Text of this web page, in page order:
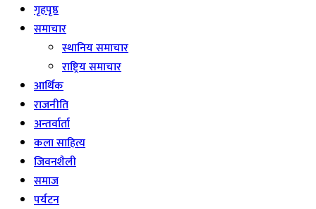
गृहपृष्ठ
समाचार
स्थानिय समाचार
राष्ट्रिय समाचार
आर्थिक
राजनीति
अन्तर्वार्ता
कला साहित्य
जिवनशैली
समाज
पर्यटन